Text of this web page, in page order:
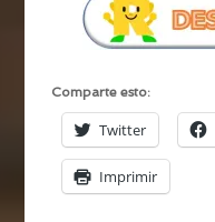
Comparte esto:
Twitter
Imprimir